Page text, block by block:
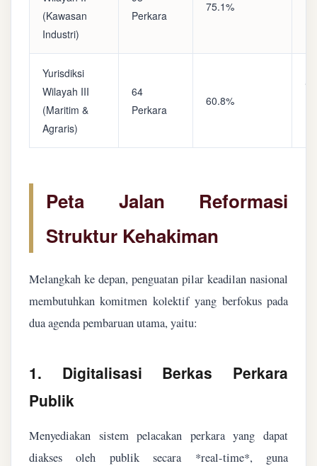
(Kawasan
Industri)
Perkara
75.1%
Yurisdiksi
Wilayah III
(Maritim &
Agraris)
64
Perkara
60.8%
Peta Jalan Reformasi
Struktur Kehakiman
Melangkah ke depan, penguatan pilar keadilan nasional
membutuhkan komitmen kolektif yang berfokus pada
dua agenda pembaruan utama, yaitu:
1. Digitalisasi Berkas Perkara
Publik
Menyediakan sistem pelacakan perkara yang dapat
diakses oleh publik secara *real-time*, guna